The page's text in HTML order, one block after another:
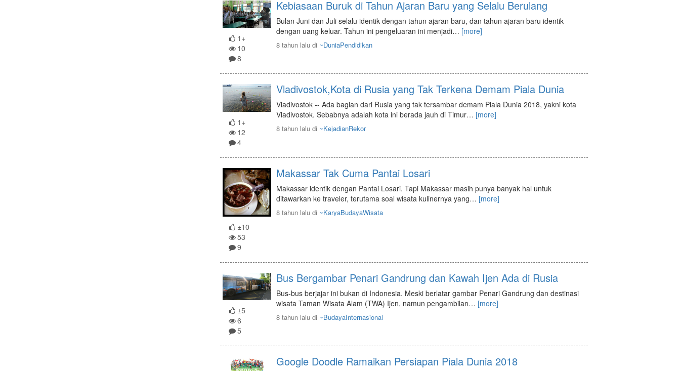
1+
10
8
Kebiasaan Buruk di Tahun Ajaran Baru yang Selalu Berulang
Bulan Juni dan Juli selalu identik dengan tahun ajaran baru, dan tahun ajaran baru identik
dengan uang keluar. Tahun ini pengeluaran ini menjadi… [more]
8 tahun laludi ~DuniaPendidikan
1+
12
4
Vladivostok,Kota di Rusia yang Tak Terkena Demam Piala Dunia
Vladivostok -- Ada bagian dari Rusia yang tak tersambar demam Piala Dunia 2018, yakni kota
Vladivostok. Sebabnya adalah kota ini berada jauh di Timur… [more]
8 tahun laludi ~KejadianRekor
±10
53
9
Makassar Tak Cuma Pantai Losari
Makassar identik dengan Pantai Losari. Tapi Makassar masih punya banyak hal untuk
ditawarkan ke traveler, terutama soal wisata kulinernya yang… [more]
8 tahun laludi ~KaryaBudayaWisata
±5
6
5
Bus Bergambar Penari Gandrung dan Kawah Ijen Ada di Rusia
Bus-bus berjajar ini bukan di Indonesia. Meski berlatar gambar Penari Gandrung dan destinasi
wisata Taman Wisata Alam (TWA) Ijen, namun pengambilan… [more]
8 tahun laludi ~BudayaInternasional
Google Doodle Ramaikan Persiapan Piala Dunia 2018